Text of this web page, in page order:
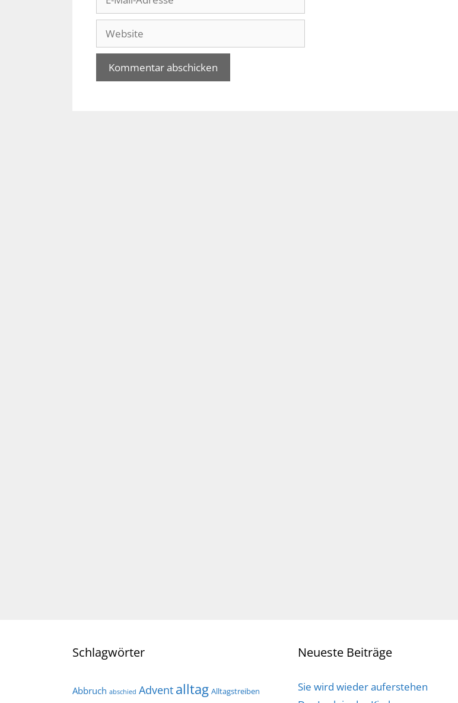
Mail-
Adresse
Website
Schlagwörter
Abbruch abschied Advent alltag Alltagstreiben
Neueste Beiträge
Sie wird wieder auferstehen